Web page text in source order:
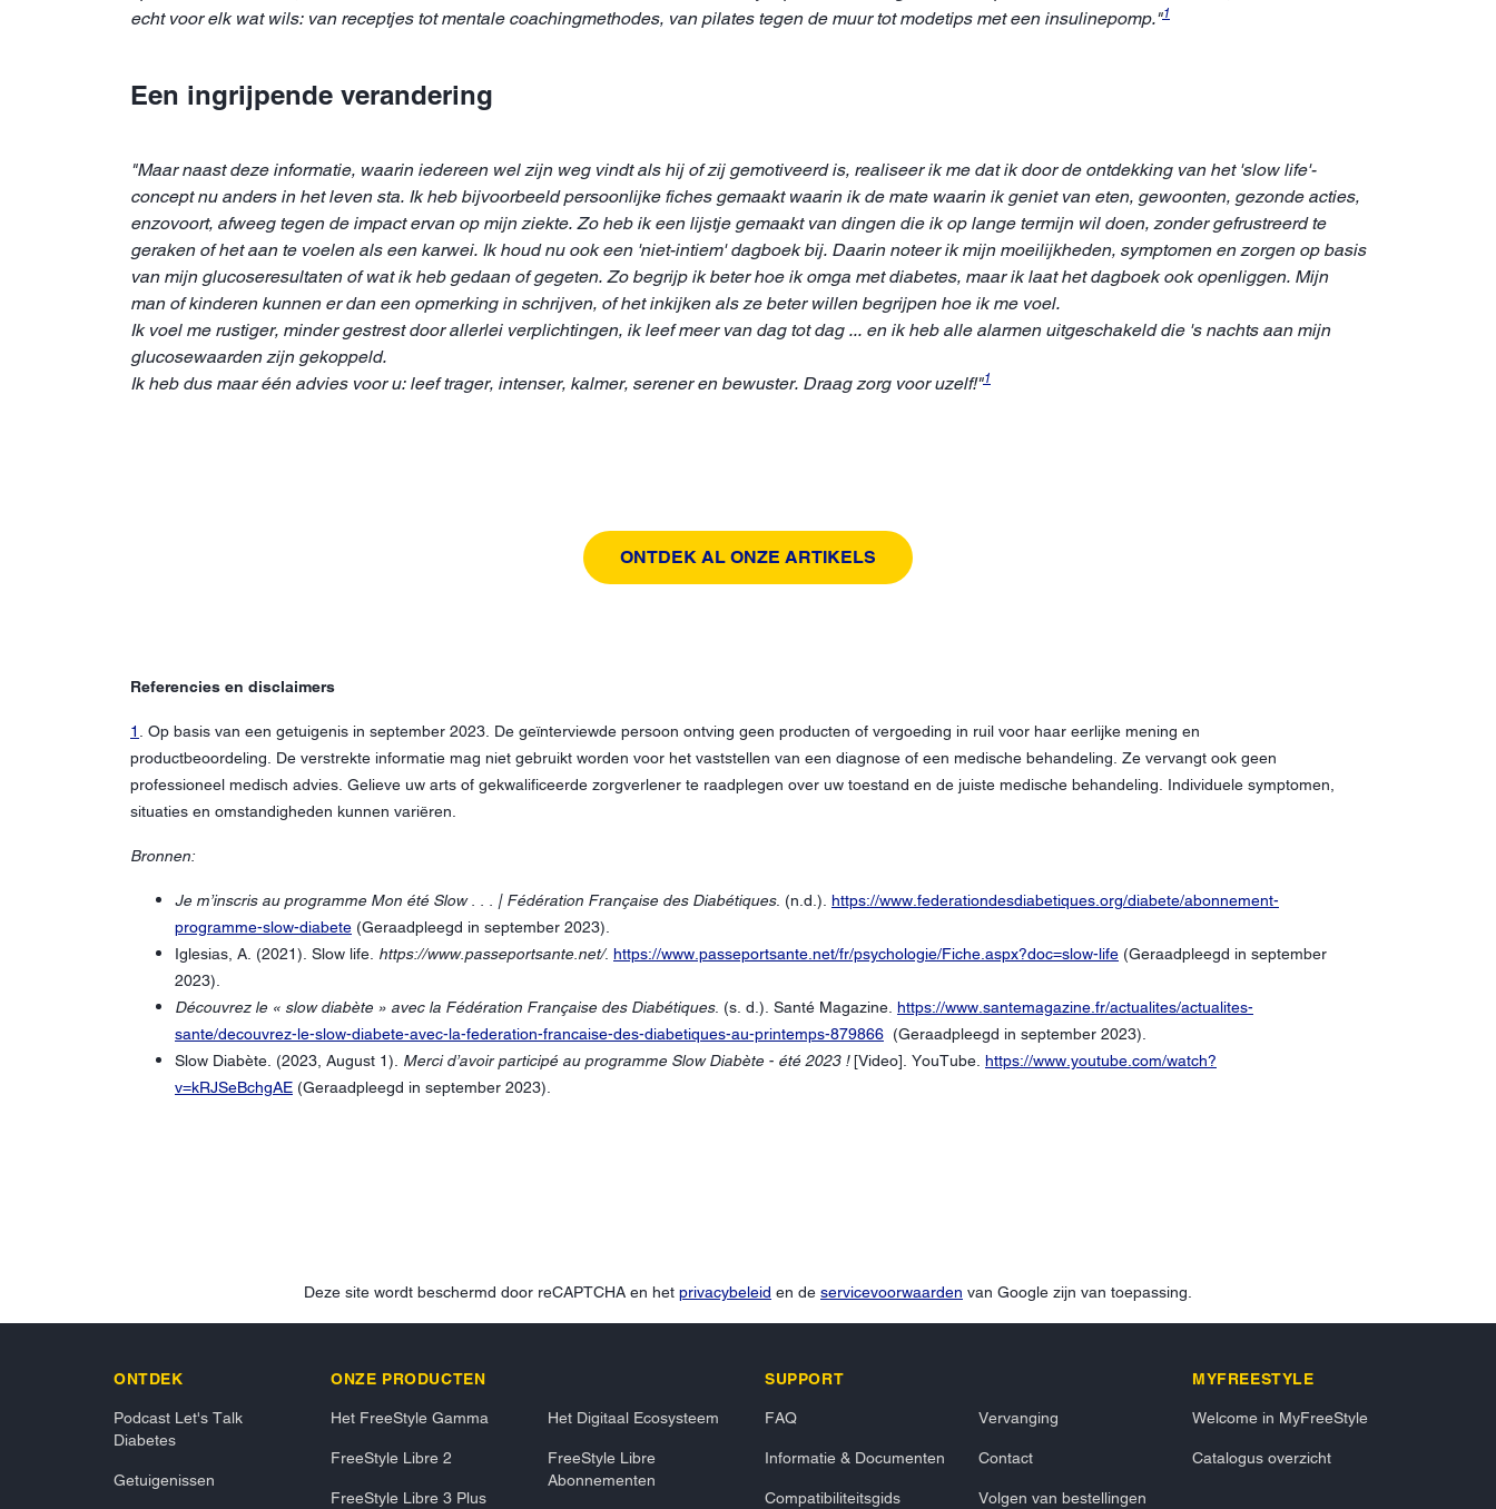
echt voor elk wat wils: van receptjes tot mentale coachingmethodes, van pilates tegen de muur tot modetips met een insulinepomp."1
Een ingrijpende verandering
"Maar naast deze informatie, waarin iedereen wel zijn weg vindt als hij of zij gemotiveerd is, realiseer ik me dat ik door de ontdekking van het 'slow life'-
concept nu anders in het leven sta. Ik heb bijvoorbeeld persoonlijke fiches gemaakt waarin ik de mate waarin ik geniet van eten, gewoonten, gezonde acties,
enzovoort, afweeg tegen de impact ervan op mijn ziekte. Zo heb ik een lijstje gemaakt van dingen die ik op lange termijn wil doen, zonder gefrustreerd te
geraken of het aan te voelen als een karwei. Ik houd nu ook een 'niet-intiem' dagboek bij. Daarin noteer ik mijn moeilijkheden, symptomen en zorgen op basis
van mijn glucoseresultaten of wat ik heb gedaan of gegeten. Zo begrijp ik beter hoe ik omga met diabetes, maar ik laat het dagboek ook openliggen. Mijn
man of kinderen kunnen er dan een opmerking in schrijven, of het inkijken als ze beter willen begrijpen hoe ik me voel.
Ik voel me rustiger, minder gestrest door allerlei verplichtingen, ik leef meer van dag tot dag ... en ik heb alle alarmen uitgeschakeld die 's nachts aan mijn
glucosewaarden zijn gekoppeld.
Ik heb dus maar één advies voor u: leef trager, intenser, kalmer, serener en bewuster. Draag zorg voor uzelf!"1
ONTDEK AL ONZE ARTIKELS
Referencies en disclaimers
1
. Op basis van een getuigenis in september 2023. De geïnterviewde persoon ontving geen producten of vergoeding in ruil voor haar eerlijke mening en
productbeoordeling. De verstrekte informatie mag niet gebruikt worden voor het vaststellen van een diagnose of een medische behandeling. Ze vervangt ook geen
professioneel medisch advies. Gelieve uw arts of gekwalificeerde zorgverlener te raadplegen over uw toestand en de juiste medische behandeling. Individuele symptomen,
situaties en omstandigheden kunnen variëren.
Bronnen:
Je m’inscris au programme Mon été Slow . . . | Fédération Française des Diabétiques. (n.d.). https://www.federationdesdiabetiques.org/diabete/abonnement-
programme-slow-diabete (Geraadpleegd in september 2023).
Iglesias, A. (2021). Slow life. https://www.passeportsante.net/. https://www.passeportsante.net/fr/psychologie/Fiche.aspx?doc=slow-life (Geraadpleegd in september
2023).
Découvrez le « slow diabète » avec la Fédération Française des Diabétiques. (s. d.). Santé Magazine. https://www.santemagazine.fr/actualites/actualites-
sante/decouvrez-le-slow-diabete-avec-la-federation-francaise-des-diabetiques-au-printemps-879866 (Geraadpleegd in september 2023).
Slow Diabète. (2023, August 1). Merci d’avoir participé au programme Slow Diabète - été 2023 ![Video]. YouTube. https://www.youtube.com/watch?
v=kRJSeBchgAE (Geraadpleegd in september 2023).
Deze site wordt beschermd door reCAPTCHA en het privacybeleid en de servicevoorwaarden van Google zijn van toepassing.
ONTDEK
Podcast Let's Talk
Diabetes
Getuigenissen
ONZE PRODUCTEN
Het FreeStyle Gamma
FreeStyle Libre 2
FreeStyle Libre 3 Plus
Het Digitaal Ecosysteem
FreeStyle Libre
Abonnementen
SUPPORT
FAQ
Informatie & Documenten
Compatibiliteitsgids
Vervanging
Contact
Volgen van bestellingen
MYFREESTYLE
Welcome in MyFreeStyle
Catalogus overzicht